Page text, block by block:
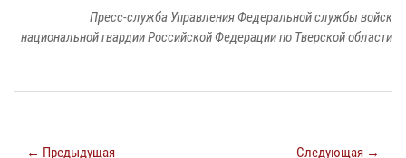
Пресс-служба Управления Федеральной службы войск
национальной гвардии Российской Федерации по Тверской области
← Предыдущая Следующая →